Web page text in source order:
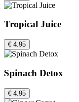
Tropical Juice
€ 4.95
Spinach Detox
€ 4.95